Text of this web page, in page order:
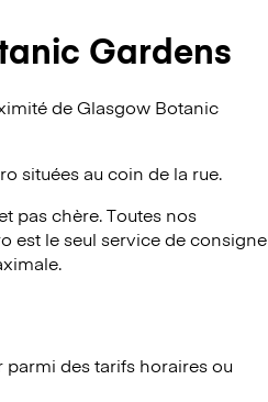
Gardens
de Glasgow Botanic
situées au coin de la rue.
pas chère. Toutes nos
est le seul service de consigne
des tarifs horaires ou